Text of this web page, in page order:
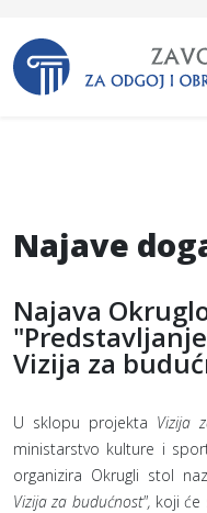
Najave
Najava
Vizija za
U sklopu projekta Vizija
ministarstvo kulture i
organizira Okrugli stol
Vizija za budućnost", koji će